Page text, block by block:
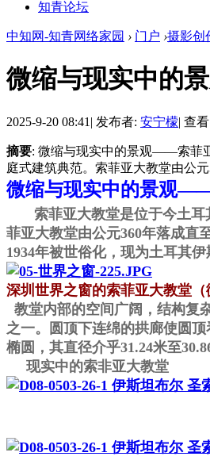
知青论坛
中知网-知青网络家园 › 门户 ›摄影创
微缩与现实中的
2025-9-20 08:41 | 发布者: 安宁檬| 查
摘要: 微缩与现实中的景观——索菲
庭式建筑典范。索菲亚大教堂由公元
微缩与现实中的景观
索菲亚大教堂是位于今土
菲亚大教堂由公元360年落成直
1934年被世俗化，现为土耳其伊
深圳世界之窗的索菲亚大教堂（
教堂内部的空间广阔，结构复
之一。圆顶下连绵的拱廊使圆
椭圆，其直径介乎31.24米至
现实中的索非亚大教堂